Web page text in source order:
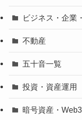
ビジネス・企業
不動産
五十音一覧
投資・資産運用
暗号資産・Web3